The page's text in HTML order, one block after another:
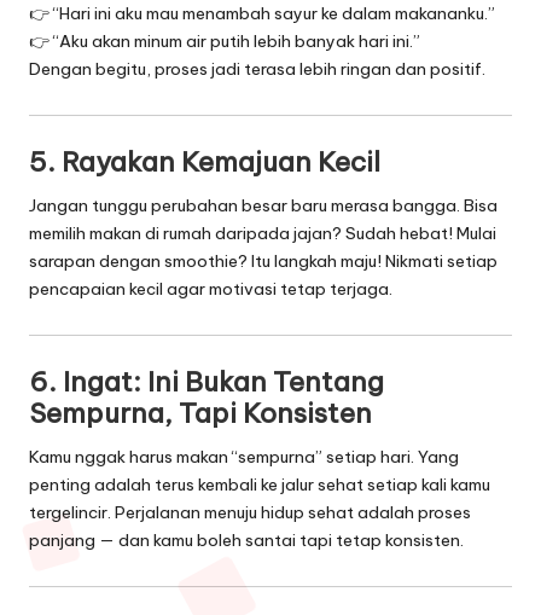
👉 “Hari ini aku mau menambah sayur ke dalam makananku.”
👉 “Aku akan minum air putih lebih banyak hari ini.”
Dengan begitu, proses jadi terasa lebih ringan dan positif.
5. Rayakan Kemajuan Kecil
Jangan tunggu perubahan besar baru merasa bangga. Bisa
memilih makan di rumah daripada jajan? Sudah hebat! Mulai
sarapan dengan smoothie? Itu langkah maju! Nikmati setiap
pencapaian kecil agar motivasi tetap terjaga.
6. Ingat: Ini Bukan Tentang
Sempurna, Tapi Konsisten
Kamu nggak harus makan “sempurna” setiap hari. Yang
penting adalah terus kembali ke jalur sehat setiap kali kamu
tergelincir. Perjalanan menuju hidup sehat adalah proses
panjang — dan kamu boleh santai tapi tetap konsisten.